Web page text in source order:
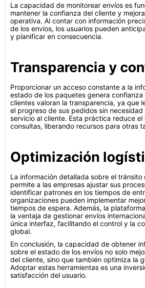
La capacidad de monitorear envíos es
mantener la confianza del cliente y
operativa. Al contar con información
de los envíos, los usuarios pueden
y planificar en consecuencia.
Transparencia y
Proporcionar un acceso constante a la
estado de los paquetes genera confianza
clientes valoran la transparencia, ya que
el progreso de sus pedidos sin
servicio al cliente. Esta práctica reduce el
consultas, liberando recursos para otras
Optimización
La información detallada sobre el tránsito
permite a las empresas ajustar sus
identificar patrones en los tiempos de
organizaciones pueden implementar
tiempos de espera. Además, la
la ventaja de gestionar envíos
única interfaz, facilitando el control y la
global.
En conclusión, la capacidad de obtener
sobre el estado de los envíos no solo
del cliente, sino que también optimiza la
Adoptar estas herramientas es una
satisfacción del usuario.